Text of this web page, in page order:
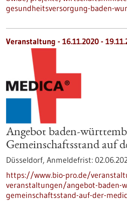
gesundheitsversorgung-baden-
Veranstaltung - 16.11.2020 -
Angebot baden-
Gemeinschaftsstand auf
Düsseldorf, Anmeldefrist:
https://www.bio-pro.de/
veranstaltungen/angebot-baden-
gemeinschaftsstand-auf-der-